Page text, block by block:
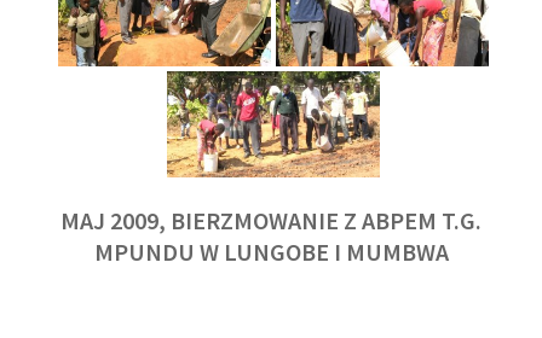
MAJ 2009, BIERZMOWANIE Z ABPEM T.G.
MPUNDU W LUNGOBE I MUMBWA